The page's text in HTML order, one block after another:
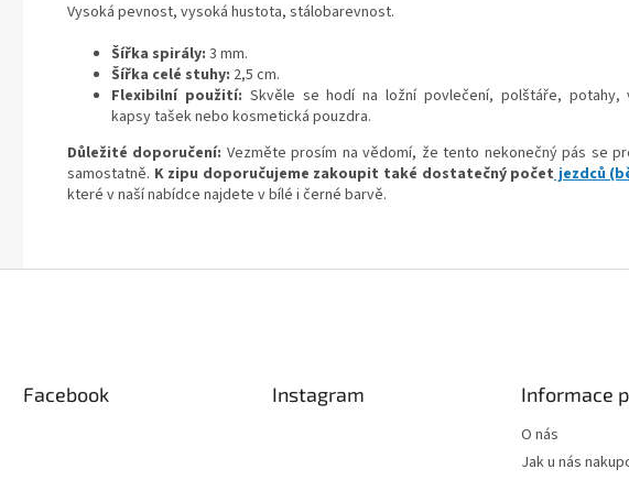
Vysoká pevnost, vysoká hustota, stálobarevnost.
Šířka spirály: 3 mm.
Šířka celé stuhy: 2,5 cm.
Flexibilní použití: Skvěle se hodí na ložní povlečení, polštáře, potahy,
kapsy tašek nebo kosmetická pouzdra.
Důležité doporučení: Vezměte prosím na vědomí, že tento nekonečný pás se
samostatně. K zipu doporučujeme zakoupit také dostatečný početjezdců
které v naší nabídce najdete v bílé i černé barvě.
Facebook Instagram Informace
O nás
Jak u nás